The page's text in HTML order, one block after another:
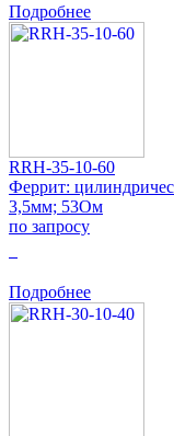
Подробнее
RRH-35-10-60
Феррит:
3,5мм; 53Ом
по запросу
Подробнее